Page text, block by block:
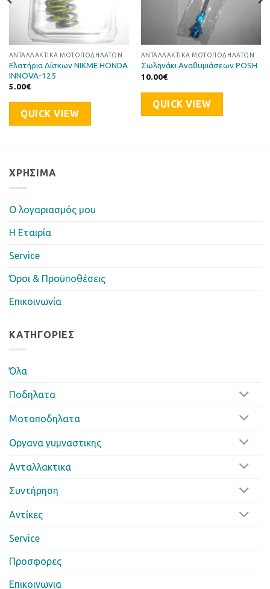
ΑΝΤΑΛΛΑΚΤΙΚΆ ΜΟΤΟΠΟΔΗΛΆΤΩΝ
Ελατήρια Δίσκων NIKME HONDA
INNOVA-125
5.00€
QUICK VIEW
ΑΝΤΑΛΛΑΚΤΙΚΆ ΜΟΤΟΠΟΔΗΛΆΤΩΝ
Σωληνάκι Αναθυμιάσεων POSH
10.00€
QUICK VIEW
ΧΡΉΣΙΜΑ
Ο λογαριασμός μου
Η Eταιρία
Service
Όροι & Προϋποθέσεις
Επικοινωνία
ΚΑΤΗΓΟΡΊΕΣ
Όλα
Ποδηλατα
Μοτοποδηλατα
Οργανα γυμναστικης
Ανταλλακτικα
Συντήρηση
Αντίκες
Service
Προσφορες
Επικοινωνια